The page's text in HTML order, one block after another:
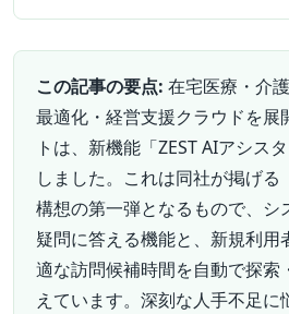
この記事の要点: 在宅医療・介
最適化・経営支援クラウドを展
トは、新機能「ZEST AIアシス
しました。これは同社が掲げる
構想の第一弾となるもので、シ
疑問に答える機能と、新規利用
適な訪問候補時間を自動で探索
えています。深刻な人手不足